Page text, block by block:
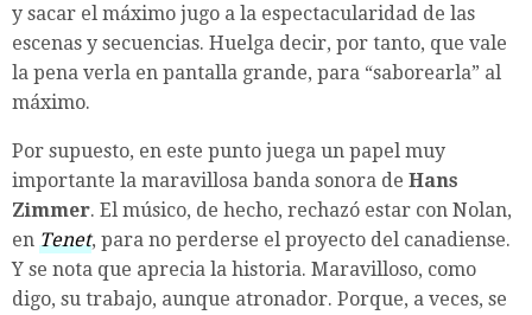
y sacar el máximo jugo a la espectacularidad de las
escenas y secuencias. Huelga decir, por tanto, que vale
la pena verla en pantalla grande, para “saborearla” al
máximo.
Por supuesto, en este punto juega un papel muy
importante la maravillosa banda sonora de Hans
Zimmer. El músico, de hecho, rechazó estar con Nolan,
en Tenet, para no perderse el proyecto del canadiense.
Y se nota que aprecia la historia. Maravilloso, como
digo, su trabajo, aunque atronador. Porque, a veces, se